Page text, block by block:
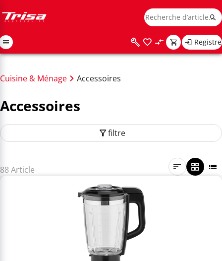
Registre
Cuisine & Ménage Accessoires
Accessoires
filtre
88 Article